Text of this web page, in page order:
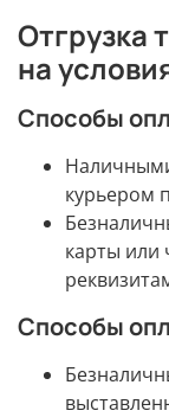
Отгрузка
на
Способы
курьером
карты или
Способы